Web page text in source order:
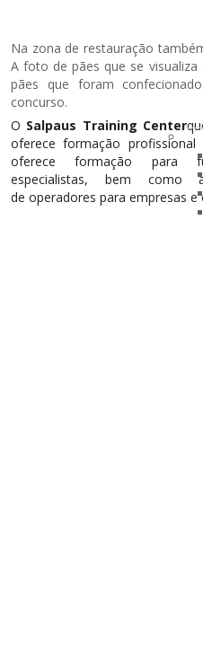
Na zona de restauração
A foto de pães que se
pães que foram
concurso.
O Salpaus Training Center
oferece formação
ofereceformação para
especialistas, bem como
de operadores para empresas e